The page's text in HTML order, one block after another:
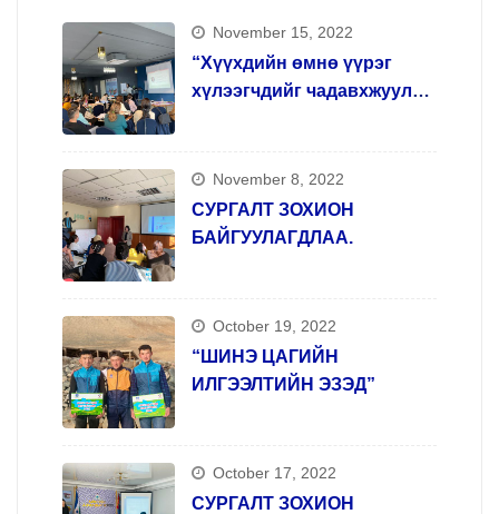
November 15, 2022
“Хүүхдийн өмнө үүрэг
хүлээгчдийг чадавхжуулах,
явууллаа.
November 8, 2022
СУРГАЛТ ЗОХИОН
БАЙГУУЛАГДЛАА.
October 19, 2022
“ШИНЭ ЦАГИЙН
ИЛГЭЭЛТИЙН ЭЗЭД”
October 17, 2022
СУРГАЛТ ЗОХИОН